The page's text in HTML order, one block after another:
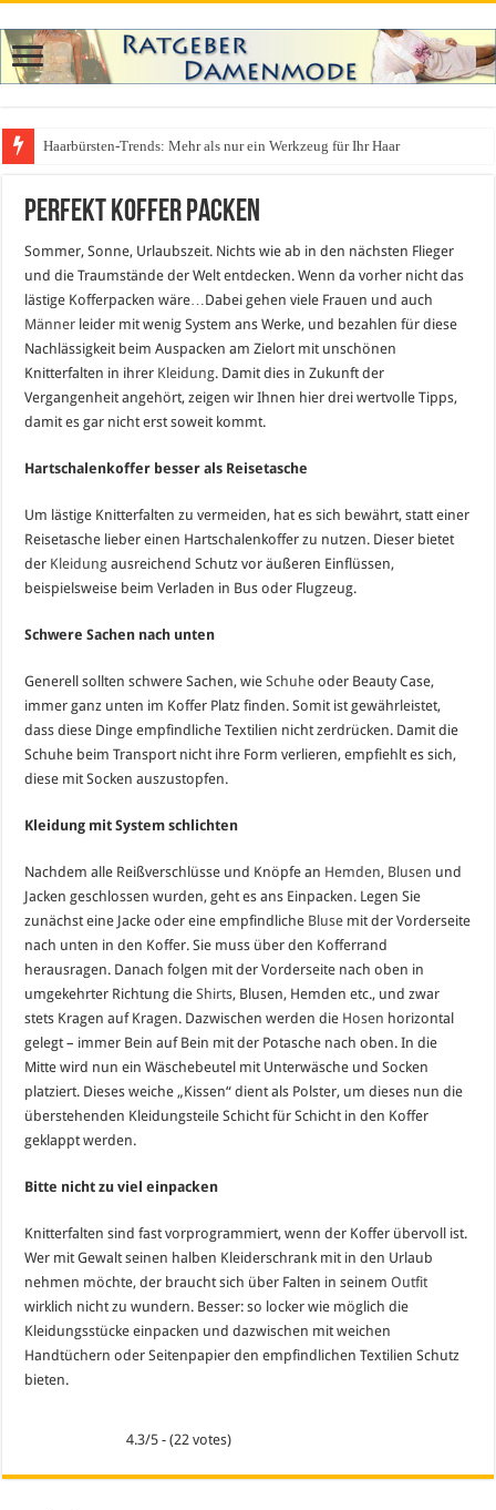
Haarbürsten-Trends: Mehr als nur ein Werkzeug für Ihr Haar
Perfekt Koffer packen
Sommer, Sonne, Urlaubszeit. Nichts wie ab in den nächsten Flieger
und die Traumstände der Welt entdecken. Wenn da vorher nicht das
lästige Kofferpacken wäre…Dabei gehen viele Frauen und auch
Männer leider mit wenig System ans Werke, und bezahlen für diese
Nachlässigkeit beim Auspacken am Zielort mit unschönen
Knitterfalten in ihrer Kleidung. Damit dies in Zukunft der
Vergangenheit angehört, zeigen wir Ihnen hier drei wertvolle Tipps,
damit es gar nicht erst soweit kommt.
Hartschalenkoffer besser als Reisetasche
Um lästige Knitterfalten zu vermeiden, hat es sich bewährt, statt einer
Reisetasche lieber einen Hartschalenkoffer zu nutzen. Dieser bietet
der Kleidung ausreichend Schutz vor äußeren Einflüssen,
beispielsweise beim Verladen in Bus oder Flugzeug.
Schwere Sachen nach unten
Generell sollten schwere Sachen, wieSchuhe oder Beauty Case,
immer ganz unten im Koffer Platz finden. Somit ist gewährleistet,
dass diese Dinge empfindliche Textilien nicht zerdrücken. Damit die
Schuhe beim Transport nicht ihre Form verlieren, empfiehlt es sich,
diese mit Socken auszustopfen.
Kleidung mit System schlichten
Nachdem alle Reißverschlüsse und Knöpfe an Hemden, Blusen und
Jacken geschlossen wurden, geht es ans Einpacken. Legen Sie
zunächst eine Jacke oder eine empfindliche Bluse mit der Vorderseite
nach unten in den Koffer. Sie muss über den Kofferrand
herausragen. Danach folgen mit der Vorderseite nach oben in
umgekehrter Richtung dieShirts, Blusen, Hemden etc., und zwar
stets Kragen auf Kragen. Dazwischen werden die Hosen horizontal
gelegt – immer Bein auf Bein mit der Potasche nach oben. In die
Mitte wird nun ein Wäschebeutel mit Unterwäsche und Socken
platziert. Dieses weiche „Kissen“ dient als Polster, um dieses nun die
überstehenden Kleidungsteile Schicht für Schicht in den Koffer
geklappt werden.
Bitte nicht zu viel einpacken
Knitterfalten sind fast vorprogrammiert, wenn der Koffer übervoll ist.
Wer mit Gewalt seinen halben Kleiderschrank mit in den Urlaub
nehmen möchte, der braucht sich über Falten in seinemOutfit
wirklich nicht zu wundern. Besser: so locker wie möglich die
Kleidungsstücke einpacken und dazwischen mit weichen
Handtüchern oder Seitenpapier den empfindlichen Textilien Schutz
bieten.
4.3/5 - (22 votes)